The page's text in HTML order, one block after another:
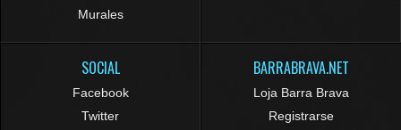
Murales
SOCIAL
Facebook
Twitter
BARRABRAVA.NET
Loja Barra Brava
Registrarse